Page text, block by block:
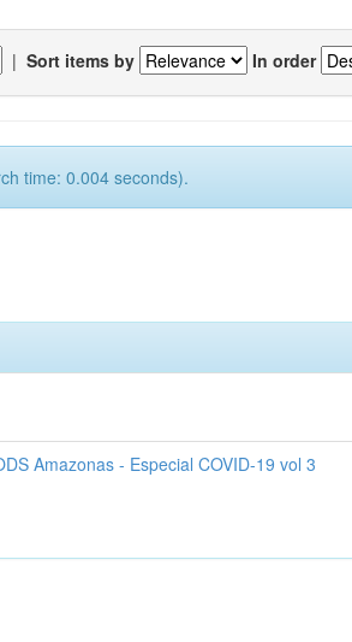
| Sort items by In order
time: 0.004 seconds).
Amazonas - Especial COVID-19 vol 3